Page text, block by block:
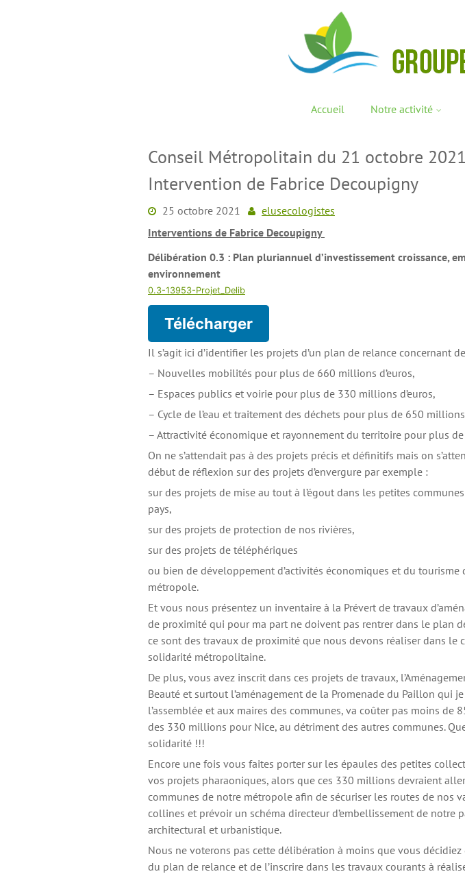
Accueil Notre activité
Conseil Métropolitain du 21 octobre
Intervention de Fabrice Decoupigny
25 octobre 2021
elusecologistes
Interventions de Fabrice Decoupigny
Délibération 0.3 : Plan pluriannuel d’investissement croissance,
environnement
0.3-13953-Projet_Delib
Télécharger
Il s’agit ici d’identifier les projets d’un plan de relance concernant
– Nouvelles mobilités pour plus de 660 millions d’euros,
– Espaces publics et voirie pour plus de 330 millions d’euros,
– Cycle de l’eau et traitement des déchets pour plus de 650 millions
– Attractivité économique et rayonnement du territoire pour plus
On ne s’attendait pas à des projets précis et définitifs mais on
début de réflexion sur des projets d’envergure par exemple :
sur des projets de mise au tout à l’égout dans les petites
pays,
sur des projets de protection de nos rivières,
sur des projets de téléphériques
ou bien de développement d’activités économiques et du tourisme
métropole.
Et vous nous présentez un inventaire à la Prévert de travaux
de proximité qui pour ma part ne doivent pas rentrer dans le plan
ce sont des travaux de proximité que nous devons réaliser dans le
solidarité métropolitaine.
De plus, vous avez inscrit dans ces projets de travaux,
Beauté et surtout l’aménagement de la Promenade du Paillon qui
l’assemblée et aux maires des communes, va coûter pas moins de
des 330 millions pour Nice, au détriment des autres communes.
solidarité !!!
Encore une fois vous faites porter sur les épaules des petites
vos projets pharaoniques, alors que ces 330 millions devraient
communes de notre métropole afin de sécuriser les routes de nos
collines et prévoir un schéma directeur d’embellissement de notre
architectural et urbanistique.
Nous ne voterons pas cette délibération à moins que vous
du plan de relance et de l’inscrire dans les travaux courants à